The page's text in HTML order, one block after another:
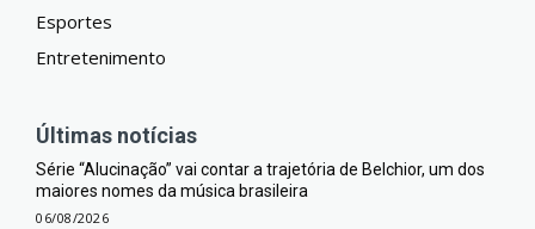
Esportes
Entretenimento
Últimas notícias
Série “Alucinação” vai contar a trajetória de Belchior, um dos
maiores nomes da música brasileira
06/08/2026